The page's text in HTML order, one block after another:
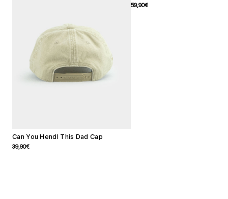
Can You Hendl This Dad Cap
Angebotspreis
39,90€
Angebotspreis
59,90€